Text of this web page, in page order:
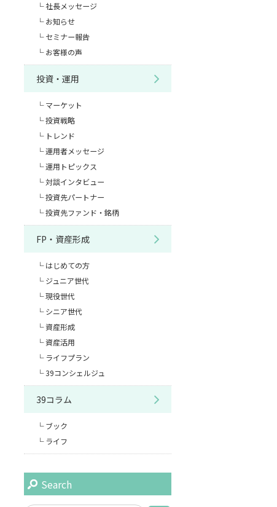
社長メッセージ
お知らせ
セミナー報告
お客様の声
投資・運用
マーケット
投資戦略
トレンド
運用者メッセージ
運用トピックス
対談インタビュー
投資先パートナー
投資先ファンド・銘柄
FP・資産形成
はじめての方
ジュニア世代
現役世代
シニア世代
資産形成
資産活用
ライフプラン
39コンシェルジュ
39コラム
ブック
ライフ
Search